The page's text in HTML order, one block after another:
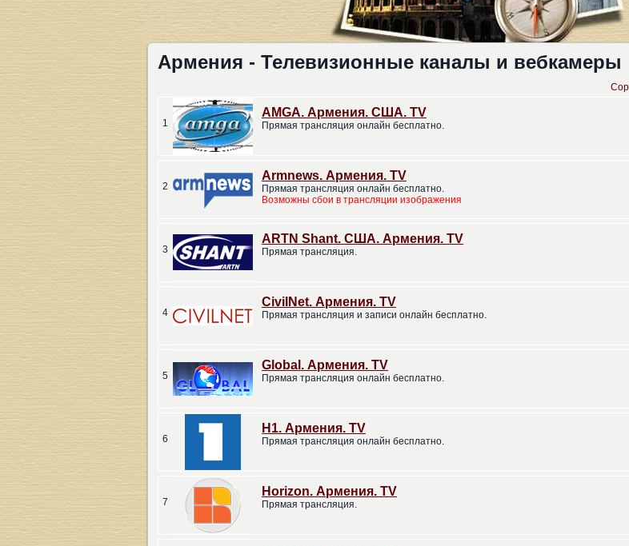
Армения - Телевизионные каналы и вебкамеры
1
AMGA. Армения. США. TV
Прямая трансляция онлайн бесплатно.
2
Armnews. Армения. TV
Прямая трансляция онлайн бесплатно.
Возможны сбои в трансляции изображения
3
ARTN Shant. США. Армения. TV
Прямая трансляция.
4
CivilNet. Армения. TV
Прямая трансляция и записи онлайн бесплатно.
5
Global. Армения. TV
Прямая трансляция онлайн бесплатно.
6
H1. Армения. TV
Прямая трансляция онлайн бесплатно.
7
Horizon. Армения. TV
Прямая трансляция.